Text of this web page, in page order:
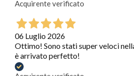
Acquirente verificato
06 Luglio 2026
Ottimo! Sono stati super veloci
è arrivato perfetto!